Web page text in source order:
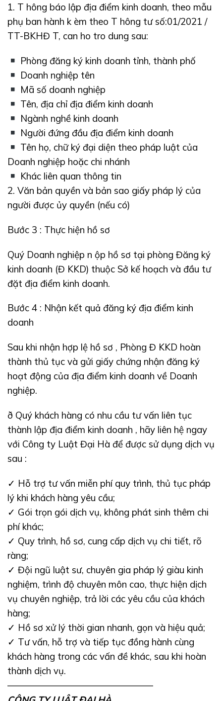
1. T hông báo lập địa điểm kinh doanh, theo mẫu
phụ ban hành k èm theo T hông tưsố:01/2021 /
TT-BKHĐ T, can ho tro dung sau:
Phòng đăng ký kinh doanh tỉnh, thành phố
Doanh nghiệp tên
Mã số doanh nghiệp
Tên, địa chỉ địa điểm kinh doanh
Ngành nghề kinh doanh
Người đứng đầu địa điểm kinh doanh
Tên họ, chữ ký đại diện theo pháp luật của
Doanh nghiệp hoặc chi nhánh
Khác liên quan thông tin
2. Văn bản quyền và bản sao giấy pháp lý của
người được ủy quyền (nếu có)
Bước 3 : Thực hiện hồ sơ
Quý Doanh nghiệp n ộp hồ sơ tại phòng Đăng ký
kinh doanh (Đ KKD) thuộc Sở kế hoạch và đầu tư
đặt địa điểm kinh doanh.
Bước 4 : Nhận kết quả đăng ký địa điểm kinh
doanh
Sau khi nhận hợp lệ hồ sơ , Phòng Đ KKD hoàn
thành thủ tục và gửi giấy chứng nhận đăng ký
hoạt động của địa điểm kinh doanh về Doanh
nghiệp.
ð Quý khách hàng có nhu cầu tư vấn liên tục
thành lập địa điểm kinh doanh , hãy liên hệ ngay
với Công ty Luật Đại Hà để được sử dụng dịch vụ
sau :
✓ Hỗ trợ tư vấn miễn phí quy trình, thủ tục pháp
lý khi khách hàng yêu cầu;
✓ Gói trọn gói dịch vụ, không phát sinh thêm chi
phí khác;
✓ Quy trình, hồ sơ, cung cấp dịch vụ chi tiết, rõ
ràng;
✓ Đội ngũ luật sư, chuyên gia pháp lý giàu kinh
nghiệm, trình độ chuyên môn cao, thực hiện dịch
vụ chuyên nghiệp, trả lời các yêu cầu của khách
hàng;
✓ Hồ sơ xử lý thời gian nhanh, gọn và hiệu quả;
✓ Tư vấn, hỗ trợ và tiếp tục đồng hành cùng
khách hàng trong các vấn đề khác, sau khi hoàn
thành dịch vụ.
———————————————–